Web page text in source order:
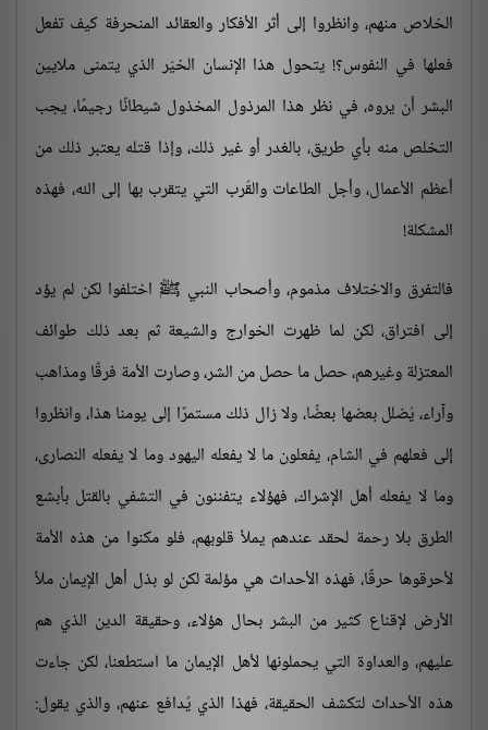
الخلاص منهم، وانظروا إلى أثر الأفكار والعقائد المنحرفة كيف تفعل
فعلها في النفوس؟! يتحول هذا الإنسان الخيّر الذي يتمنى ملايين
البشر أن يروه، في نظر هذا المرذول المخذول شيطانًا رجيمًا، يجب
التخلص منه بأي طريق، بالغدر أو غير ذلك، وإذا قتله يعتبر ذلك من
أعظم الأعمال، وأجل الطاعات والقُرب التي يتقرب بها إلى الله، فهذه
المشكلة!
فالتفرق والاختلاف مذموم، وأصحاب النبي ﷺ اختلفوا لكن لم يؤد
إلى افتراق، لكن لما ظهرت الخوارج والشيعة ثم بعد ذلك طوائف
المعتزلة وغيرهم، حصل ما حصل من الشر، وصارت الأمة فرقًا ومذاهب
وآراء، يُضلل بعضها بعضًا، ولا زال ذلك مستمرًا إلى يومنا هذا، وانظروا
إلى فعلهم في الشام، يفعلون ما لا يفعله اليهود وما لا يفعله النصارى،
وما لا يفعله أهل الإشراك، فهؤلاء يتفننون في التشفي بالقتل بأبشع
الطرق بلا رحمة لحقد عندهم يملأ قلوبهم، فلو مكنوا من هذه الأمة
لأحرقوها حرقًا، فهذه الأحداث هي مؤلمة لكن لو بذل أهل الإيمان ملأ
الأرض لإقناع كثير من البشر بحال هؤلاء، وحقيقة الدين الذي هم
عليهم، والعداوة التي يحملونها لأهل الإيمان ما استطعنا، لكن جاءت
هذه الأحداث لتكشف الحقيقة، فهذا الذي يُدافع عنهم، والذي يقول: